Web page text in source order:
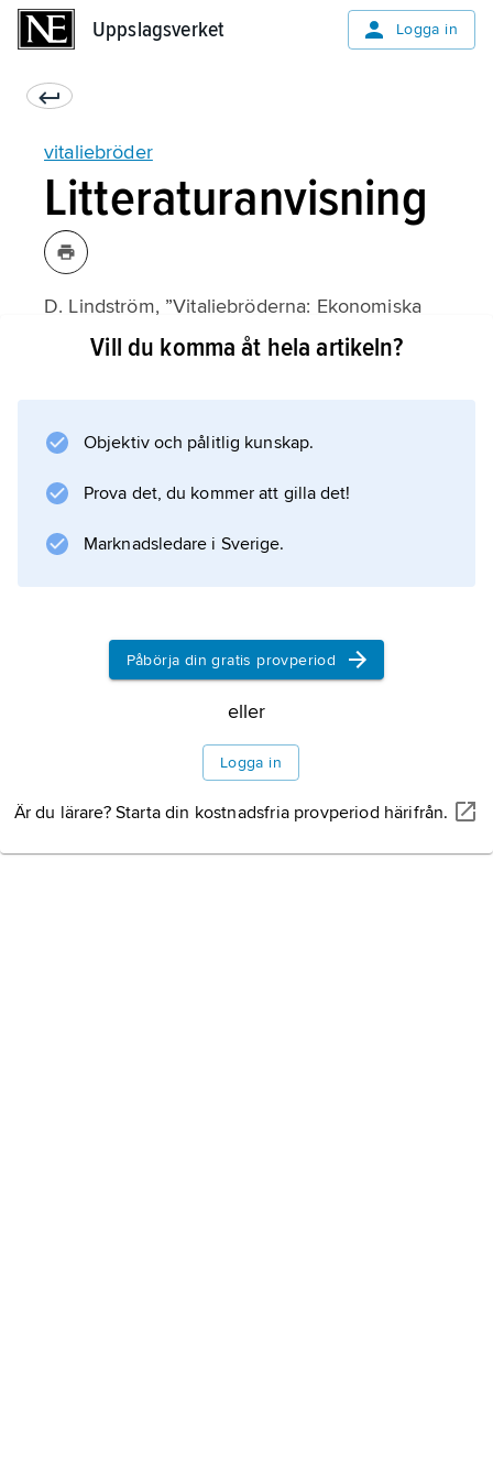
Uppslagsverket Logga in
vitaliebröder
Litteraturanvisning
D. Lindström, ”Vitaliebröderna: Ekonomiska
och samhällsorganisatoriska sammanhang”, i
Information om artikeln
Vill du komma åt hela artikeln?
Objektiv och pålitlig kunskap.
Prova det, du kommer att gilla det!
Marknadsledare i Sverige.
Påbörja din gratis provperiod
eller
Logga in
Är du lärare? Starta din kostnadsfria provperiod härifrån.